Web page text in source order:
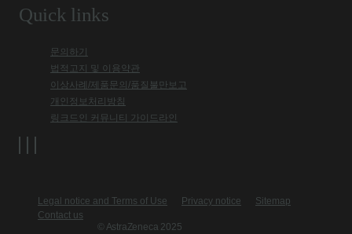
Quick links
문의하기
법적고지 및 이용약관
이상사례/제품문의/품질불만보고
개인정보처리방침
링크드인 커뮤니티 가이드라인
Legal notice and Terms of Use Privacy notice
Sitemap
Contact us
© AstraZeneca 2025